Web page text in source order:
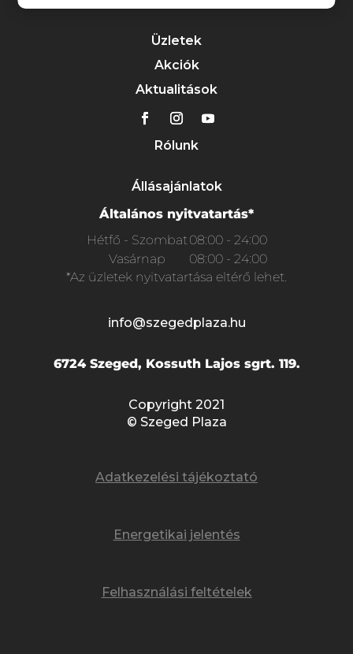
Üzletek
Akciók
Aktualitások
Rólunk
Állásajánlatok
Általános nyitvatartás*
Hétfő - Szombat08:00 - 24:00
Vasárnap
08:00 - 24:00
*Az üzletek nyitvatartása eltérő lehet.
info@szegedplaza.hu
6724 Szeged, Kossuth Lajos sgrt. 119.
Copyright 2021
© Szeged Plaza
Adatkezelési tájékoztató
Energetikai jelentés
Felhasználási feltételek